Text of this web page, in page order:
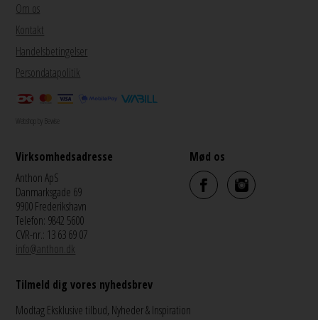
Om os
Kontakt
Handelsbetingelser
Persondatapolitik
Webshop by Bewise
Virksomhedsadresse
Anthon ApS
Danmarksgade 69
9900 Frederikshavn
Telefon: 9842 5600
CVR-nr.: 13 63 69 07
info@anthon.dk
Mød os
Tilmeld dig vores nyhedsbrev
Modtag Eksklusive tilbud, Nyheder & Inspiration